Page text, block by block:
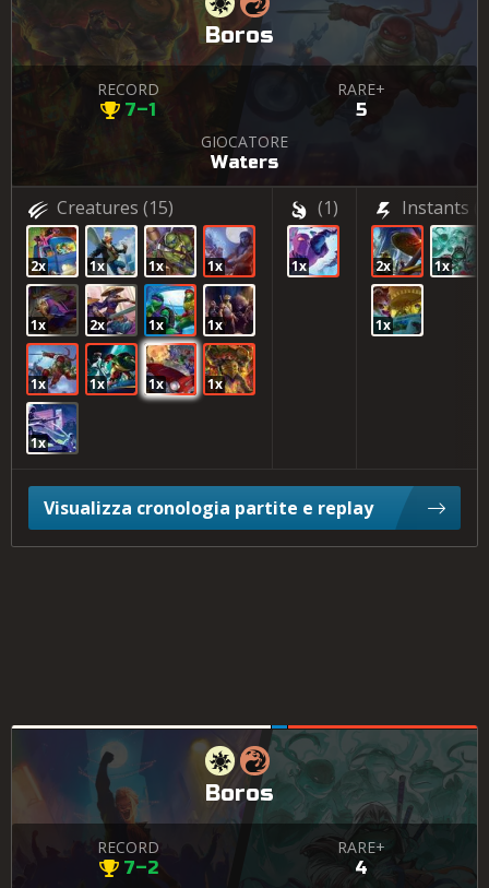
Boros
RECORD
7–1
RARE+
5
GIOCATORE
Waters
Creatures (15)
2x 1x 1x 1x
1x 2x 1x 1x
1x 1x 1x 1x
1x
(1)
1x
Instants
2x 1x
1x
Visualizza cronologia partite e replay
Boros
RECORD
7–2
RARE+
4